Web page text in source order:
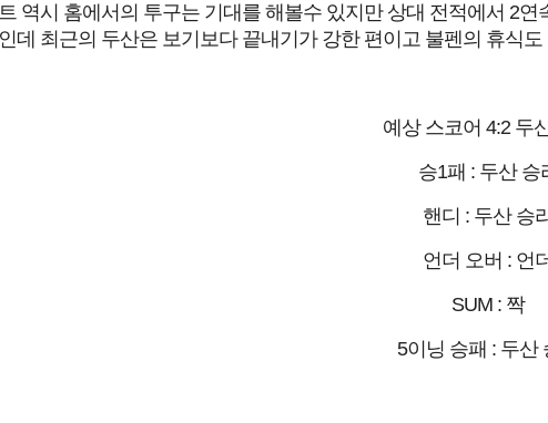
역시 홈에서의 투구는 기대를 해볼수 있지만 상대 전적에서 2
데 최근의 두산은 보기보다 끝내기가 강한 편이고 불펜의 휴식
예상 스코어 4:2 두
승1패 : 두산 승
핸디 : 두산 승리
언더 오버 : 언
SUM : 짝
5이닝 승패 : 두산